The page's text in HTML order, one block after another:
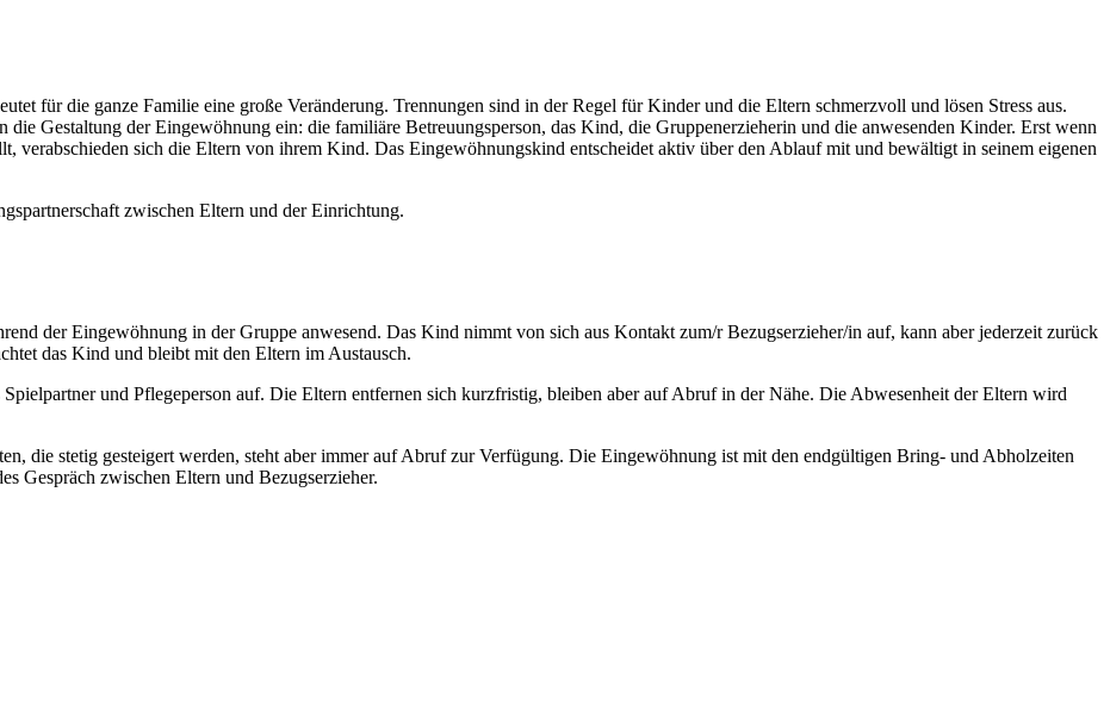
für die ganze Familie eine große Veränderung. Trennungen sind in der Regel für Kinder und die Eltern schmerzvoll und lösen Stress aus.
Gestaltung der Eingewöhnung ein: die familiäre Betreuungsperson, das Kind, die Gruppenerzieherin und die anwesenden Kinder. Erst wenn
verabschieden sich die Eltern von ihrem Kind. Das Eingewöhnungskind entscheidet aktiv über den Ablauf mit und bewältigt in seinem eigenen
zwischen Eltern und der Einrichtung.
der Eingewöhnung in der Gruppe anwesend. Das Kind nimmt von sich aus Kontakt zum/r Bezugserzieher/in auf, kann aber jederzeit zurück
das Kind und bleibt mit den Eltern im Austausch.
und Pflegeperson auf. Die Eltern entfernen sich kurzfristig, bleiben aber auf Abruf in der Nähe. Die Abwesenheit der Eltern wird
die stetig gesteigert werden, steht aber immer auf Abruf zur Verfügung. Die Eingewöhnung ist mit den endgültigen Bring- und Abholzeiten
Gespräch zwischen Eltern und Bezugserzieher.